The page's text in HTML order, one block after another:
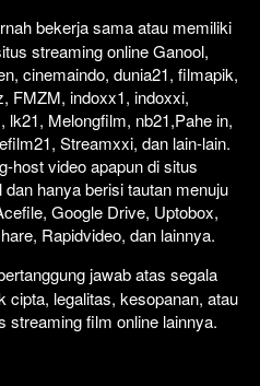
bekerja sama atau memiliki
streaming online Ganool,
cinemaindo, dunia21, filmapik,
FMZM, indoxx1, indoxxi,
Melongfilm, nb21,Pahe in,
Streamxxi, dan lain-lain.
host video apapun di situs
hanya berisi tautan menuju
Google Drive, Uptobox,
Rapidvideo, dan lainnya.
jawab atas segala
cipta, legalitas, kesopanan, atau
streaming film online lainnya.